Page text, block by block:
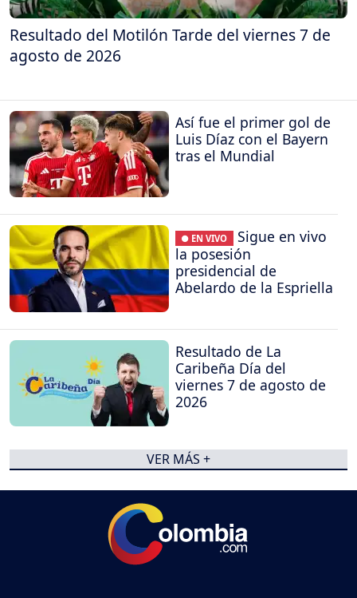
Resultado del Motilón Tarde del viernes 7 de
agosto de 2026
Así fue el primer gol de
Luis Díaz con el Bayern
tras el Mundial
● EN VIVO
Sigue en vivo
la posesión
presidencial de
Abelardo de la Espriella
Resultado de La
Caribeña Día del
viernes 7 de agosto de
2026
VER MÁS +